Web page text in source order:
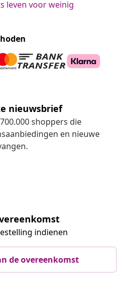
leven voor weinig
nieuwsbrief
shoppers die
en nieuwe
indienen
de overeenkomst